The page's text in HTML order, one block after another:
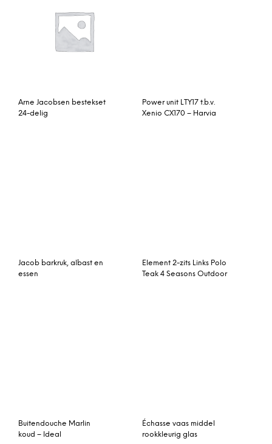
Arne Jacobsen bestekset
24-delig
Power unit LTY17 t.b.v.
Xenio CX170 – Harvia
Jacob barkruk, albast en
essen
Element 2-zits Links Polo
Teak 4 Seasons Outdoor
Buitendouche Marlin
koud – Ideal
Échasse vaas middel
rookkleurig glas